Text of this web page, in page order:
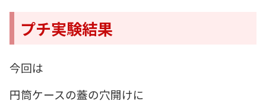
プチ実験結果
今回は
円筒ケースの蓋の穴開けに